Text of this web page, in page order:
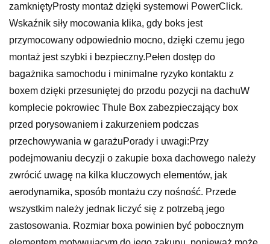
zamkniętyProsty montaż dzięki systemowi PowerClick.
Wskaźnik siły mocowania klika, gdy boks jest
przymocowany odpowiednio mocno, dzięki czemu jego
montaż jest szybki i bezpieczny.Pełen dostęp do
bagażnika samochodu i minimalne ryzyko kontaktu z
boxem dzięki przesuniętej do przodu pozycji na dachuW
komplecie pokrowiec Thule Box zabezpieczający box
przed porysowaniem i zakurzeniem podczas
przechowywania w garażuPorady i uwagi:Przy
podejmowaniu decyzji o zakupie boxa dachowego należy
zwrócić uwagę na kilka kluczowych elementów, jak
aerodynamika, sposób montażu czy nośność. Przede
wszystkim należy jednak liczyć się z potrzebą jego
zastosowania. Rozmiar boxa powinien być pobocznym